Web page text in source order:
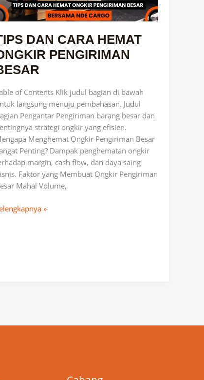
DAN CARA HEMAT
PENGIRIMAN
of Contents Klik judul bagian di bawah
langsung menuju pembahasan. Judul
Pengantar Pengiriman barang besar dan
strategi ongkir yang efisien.
Menghemat Ongkir Pengiriman Besar
Penting? Dampak penghematan ongkir
margin, cash flow, dan daya saing
Faktor yang Membuat Ongkir Pengiriman
Mahal Volume,
»